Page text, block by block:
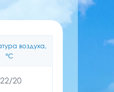
воздуха,
°C
20